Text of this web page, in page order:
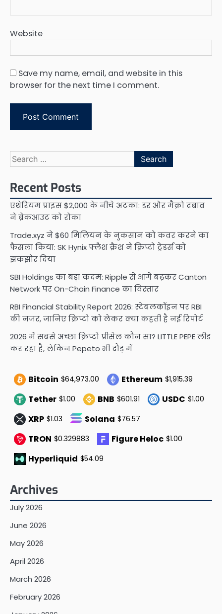
Website
Save my name, email, and website in this
browser for the next time I comment.
Search
for:
Recent Posts
एथेरियम प्राइस $2,000 के नीचे अटका: डर और मैक्रो दबाव
ने ब्रेकआउट को रोका
Trade.xyz ने $60 मिलियन के नुकसान को कवर करने का
फैसला किया: SK Hynix फ्लैश क्रैश ने क्रिप्टो ट्रेडर्स को
झकझोर दिया
SBI Holdings का बड़ा कदम: Ripple से आगे बढ़कर Canton
Network पर On-Chain Finance का विस्तार
RBI Financial Stability Report 2026: स्टेबलकॉइन पर RBI
की नजर, जानिए क्रिप्टो को लेकर क्या कहती है नई रिपोर्ट
2026 में सबसे अच्छा क्रिप्टो प्रीसेल कौन सा? LITTLE PEPE लीड
कर रहा है, लेकिन Pepeto भी दौड़ में
Bitcoin $64,973.00 Ethereum $1,915.39
Tether $1.00 BNB $601.91 USDC $1.00
XRP $1.03 Solana $76.57
TRON $0.329883 Figure Heloc $1.00
Hyperliquid $54.09
Archives
July 2026
June 2026
May 2026
April 2026
March 2026
February 2026